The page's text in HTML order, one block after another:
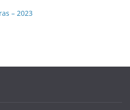
– 2023